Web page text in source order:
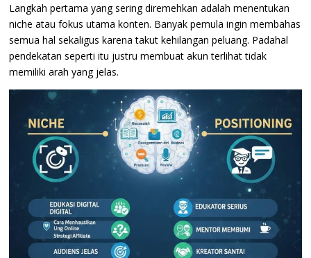
Langkah pertama yang sering diremehkan adalah menentukan
niche atau fokus utama konten. Banyak pemula ingin membahas
semua hal sekaligus karena takut kehilangan peluang. Padahal
pendekatan seperti itu justru membuat akun terlihat tidak
memiliki arah yang jelas.